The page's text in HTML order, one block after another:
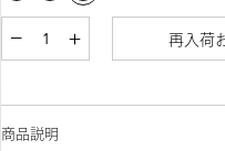
再入荷
商品説明